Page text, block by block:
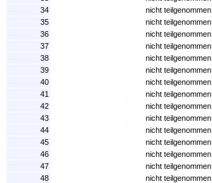
34
nicht teilgenommen
35
nicht teilgenommen
36
nicht teilgenommen
37
nicht teilgenommen
38
nicht teilgenommen
39
nicht teilgenommen
40
nicht teilgenommen
41
nicht teilgenommen
42
nicht teilgenommen
43
nicht teilgenommen
44
nicht teilgenommen
45
nicht teilgenommen
46
nicht teilgenommen
47
nicht teilgenommen
48
nicht teilgenommen